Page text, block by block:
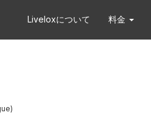
Liveloxについて 料金